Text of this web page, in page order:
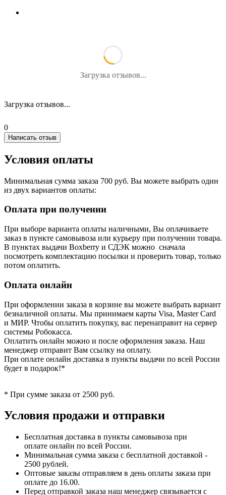
Загрузка отзывов...
Загрузка отзывов...
0
Написать отзыв
Условия оплаты
Минимальная сумма заказа 700 руб. Вы можете выбрать один
из двух вариантов оплаты:
Оплата при получении
При выборе варианта оплаты наличными, Вы оплачиваете
заказ в пункте самовывоза или курьеру при получении товара.
В пунктах выдачи Boxberry и СДЭК можно сначала
посмотреть комплектацию посылки и проверить товар, только
потом оплатить.
Оплата онлайн
При оформлении заказа в корзине вы можете выбрать вариант
безналичной оплаты. Мы принимаем карты Visa, Master Card
и МИР. Чтобы оплатить покупку, вас перенаправит на сервер
системы Робокасса.
Оплатить онлайн можно и после оформления заказа. Наш
менеджер отправит Вам ссылку на оплату.
При оплате онлайн доставка в пункты выдачи по всей России
будет в подарок!*
* При сумме заказа от 2500 руб.
Условия продажи и отправки
Бесплатная доставка в пункты самовывоза при
оплате онлайн по всей России.
Минимальная сумма заказа с бесплатной доставкой -
2500 рублей.
Оптовые заказы отправляем в день оплаты заказа при
оплате до 16.00.
Перед отправкой заказа наш менеджер связывается с